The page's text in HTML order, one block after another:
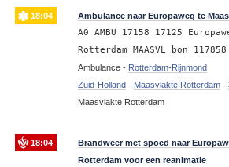
18:04 Ambulance naar Europaweg te
A0 AMBU 17158 17125
Rotterdam MAASVL bon 117858
Ambulance - Rotterdam-Rijnmond
Zuid-Holland - Maasvlakte Rotterdam-
Maasvlakte Rotterdam
18:04
Brandweer met spoed naar
Rotterdam voor een reanimatie